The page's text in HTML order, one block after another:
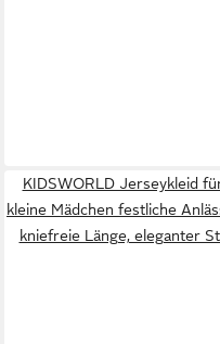
KIDSWORLD Jerseykleid
kleine Mädchen festliche
kniefreie Länge, eleganter